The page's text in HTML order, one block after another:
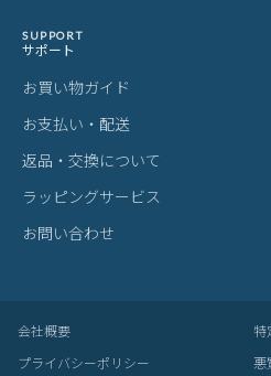
SUPPORT
サポート
お買い物ガイド
お支払い・配送
返品・交換について
ラッピングサービス
お問い合わせ
会社概要
特
プライバシーポリシー
悪